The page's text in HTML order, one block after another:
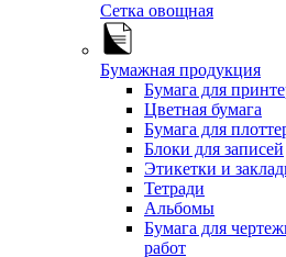
Сетка овощная
Бумажная продукция
Бумага для
Цветная бумага
Бумага для
Блоки для записей
Этикетки и
Тетради
Альбомы
Бумага для
работ